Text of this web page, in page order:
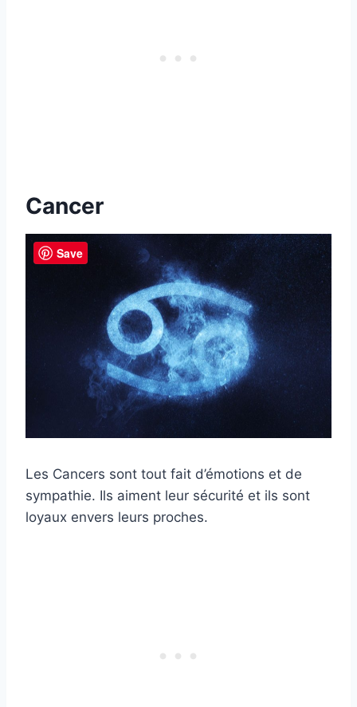
Cancer
Les Cancers sont tout fait d’émotions et de
sympathie. Ils aiment leur sécurité et ils sont
loyaux envers leurs proches.
Save